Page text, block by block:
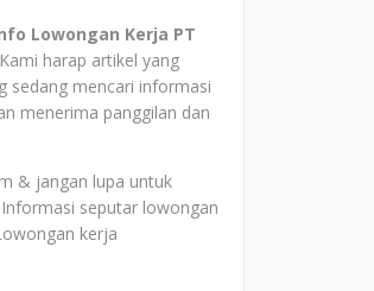
Lowongan Kerja PT
harap artikel yang
sedang mencari informasi
menerima panggilan dan
& jangan lupa untuk
seputar lowongan
kerja